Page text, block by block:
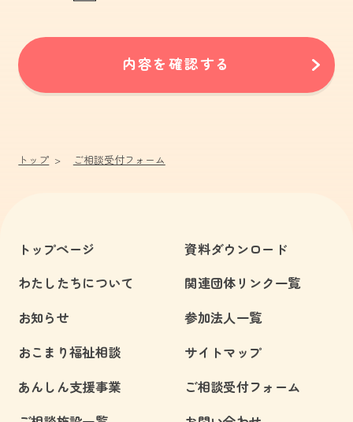
内容を確認する
トップ ご相談受付フォーム
トップページ
わたしたちについて
お知らせ
おこまり福祉相談
あんしん支援事業
資料ダウンロード
関連団体リンク一覧
参加法人一覧
サイトマップ
ご相談受付フォーム